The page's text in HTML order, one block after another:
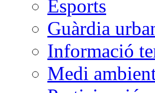
Esports
Guàrdia
Informació
Medi